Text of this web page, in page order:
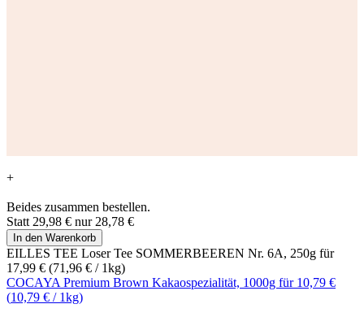
+
Beides zusammen bestellen.
Statt 29,98 € nur 28,78 €
In den Warenkorb
EILLES TEE Loser Tee SOMMERBEEREN Nr. 6A, 250g für
17,99 € (71,96 € / 1kg)
COCAYA Premium Brown Kakaospezialität, 1000g für 10,79 €
(10,79 € / 1kg)